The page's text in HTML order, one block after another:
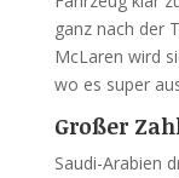
ganz nach der
McLaren wird
wo es super
Großer
Saudi-Arabien